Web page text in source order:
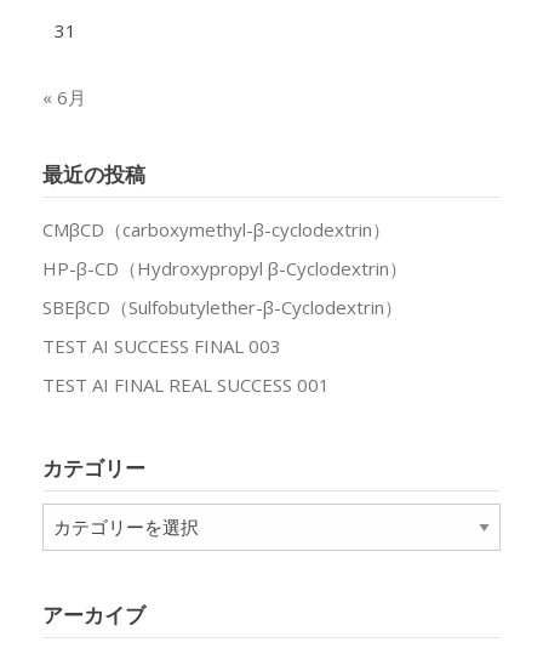
31
« 6月
最近の投稿
CMβCD（carboxymethyl-β-cyclodextrin）
HP-β-CD（Hydroxypropyl β-Cyclodextrin）
SBEβCD（Sulfobutylether-β-Cyclodextrin）
TEST AI SUCCESS FINAL 003
TEST AI FINAL REAL SUCCESS 001
カテゴリー
テ
ー
アーカイブ